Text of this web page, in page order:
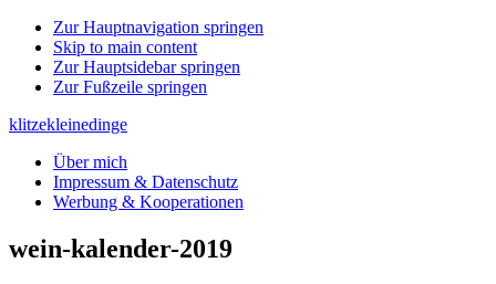
Zur Hauptnavigation springen
Skip to main content
Zur Hauptsidebar springen
Zur Fußzeile springen
klitzekleinedinge
Über mich
Impressum & Datenschutz
Werbung & Kooperationen
wein-kalender-2019